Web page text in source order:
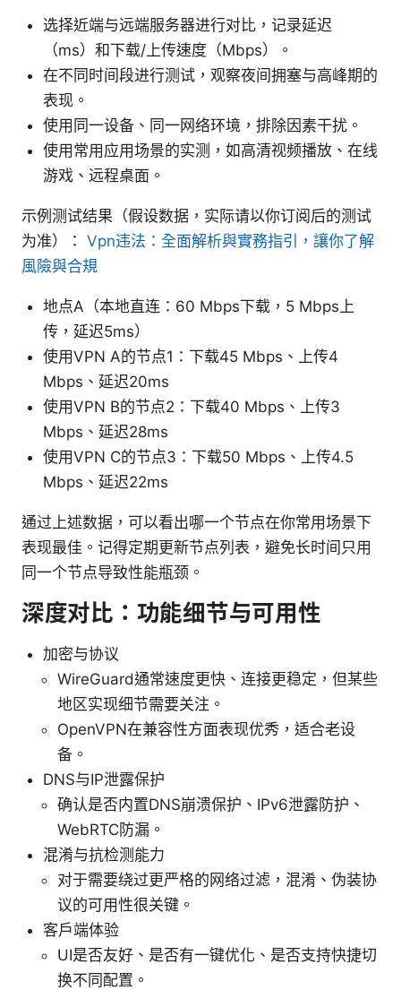
选择近端与远端服务器进行对比，记录延迟
（ms）和下载/上传速度（Mbps）。
在不同时间段进行测试，观察夜间拥塞与高峰期的
表现。
使用同一设备、同一网络环境，排除因素干扰。
使用常用应用场景的实测，如高清视频播放、在线
游戏、远程桌面。
示例测试结果（假设数据，实际请以你订阅后的测试
为准）： Vpn违法：全面解析與實務指引，讓你了解
風險與合規
地点A（本地直连：60 Mbps下载，5 Mbps上
传，延迟5ms）
使用VPN A的节点1：下载45 Mbps、上传4
Mbps、延迟20ms
使用VPN B的节点2：下载40 Mbps、上传3
Mbps、延迟28ms
使用VPN C的节点3：下载50 Mbps、上传4.5
Mbps、延迟22ms
通过上述数据，可以看出哪一个节点在你常用场景下
表现最佳。记得定期更新节点列表，避免长时间只用
同一个节点导致性能瓶颈。
深度对比：功能细节与可用性
加密与协议
WireGuard通常速度更快、连接更稳定，但某些
地区实现细节需要关注。
OpenVPN在兼容性方面表现优秀，适合老设
备。
DNS与IP泄露保护
确认是否内置DNS崩溃保护、IPv6泄露防护、
WebRTC防漏。
混淆与抗检测能力
对于需要绕过更严格的网络过滤，混淆、伪装协
议的可用性很关键。
客户端体验
UI是否友好、是否有一键优化、是否支持快捷切
换不同配置。